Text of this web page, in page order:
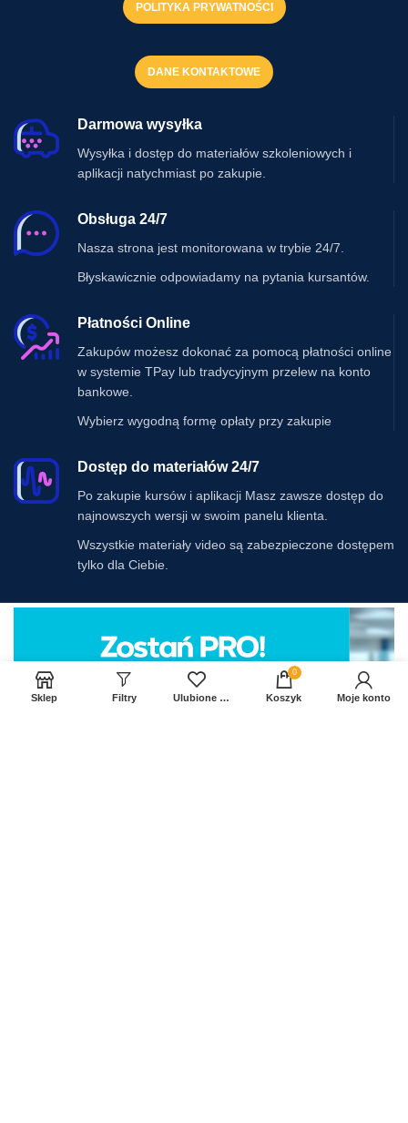
POLITYKA PRYWATNOŚCI
DANE KONTAKTOWE
Darmowa wysyłka
Wysyłka i dostęp do materiałów szkoleniowych i
aplikacji natychmiast po zakupie.
Obsługa 24/7
Nasza strona jest monitorowana w trybie 24/7.
Błyskawicznie odpowiadamy na pytania kursantów.
Płatności Online
Zakupów możesz dokonać za pomocą płatności online
w systemie TPay lub tradycyjnym przelew na konto
bankowe.
Wybierz wygodną formę opłaty przy zakupie
Dostęp do materiałów 24/7
Po zakupie kursów i aplikacji Masz zawsze dostęp do
najnowszych wersji w swoim panelu klienta.
Wszystkie materiały video są zabezpieczone dostępem
tylko dla Ciebie.
Sklep Filtry Ulubione produkty
0
Koszyk Moje konto